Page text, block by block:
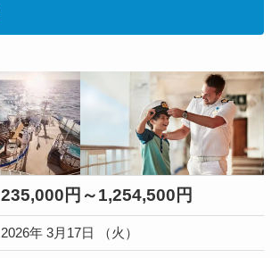
235,000円～1,254,500円
2026年 3月17日 （火）